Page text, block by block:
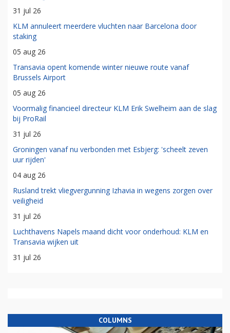
31 jul 26
KLM annuleert meerdere vluchten naar Barcelona door
staking
05 aug 26
Transavia opent komende winter nieuwe route vanaf
Brussels Airport
05 aug 26
Voormalig financieel directeur KLM Erik Swelheim aan de slag
bij ProRail
31 jul 26
Groningen vanaf nu verbonden met Esbjerg: 'scheelt zeven
uur rijden'
04 aug 26
Rusland trekt vliegvergunning Izhavia in wegens zorgen over
veiligheid
31 jul 26
Luchthavens Napels maand dicht voor onderhoud: KLM en
Transavia wijken uit
31 jul 26
COLUMNS